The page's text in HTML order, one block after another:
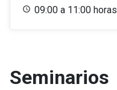
09:00 a 11:00 horas
Seminarios